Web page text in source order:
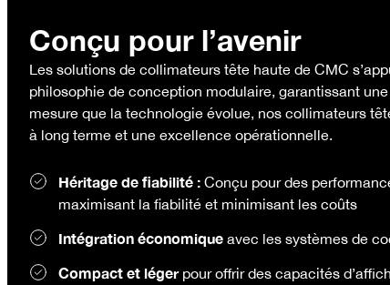
Conçu pour l’avenir
Les solutions de collimateurs tête haute de CMC
philosophie de conception modulaire, garantissant
mesure que la technologie évolue, nos collimateurs
à long terme et une excellence opérationnelle.
Héritage de fiabilité : Conçu pour des
maximisant la fiabilité et minimisant les coûts
Intégration économique avec les systèmes de
Compact et légerpour offrir des capacités